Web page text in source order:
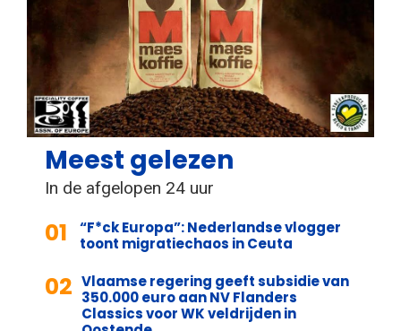
Meest gelezen
In de afgelopen 24 uur
01
“F*ck Europa”: Nederlandse vlogger
toont migratiechaos in Ceuta
02 Vlaamse regering geeft subsidie van
350.000 euro aan NV Flanders
Classics voor WK veldrijden in